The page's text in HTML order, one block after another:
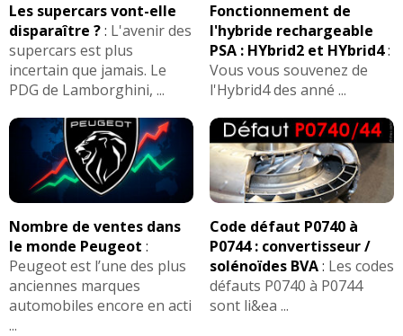
Les supercars vont-elle
disparaître ?: L'avenir des
supercars est plus
incertain que jamais. Le
PDG de Lamborghini, ...
Fonctionnement de
l'hybride rechargeable
PSA : HYbrid2 et HYbrid4:
Vous vous souvenez de
l'Hybrid4 des anné ...
Nombre de ventes dans
le monde Peugeot :
Peugeot est l’une des plus
anciennes marques
automobiles encore en acti
...
Code défaut P0740 à
P0744 : convertisseur /
solénoïdes BVA: Les codes
défauts P0740 à P0744
sont li&ea ...